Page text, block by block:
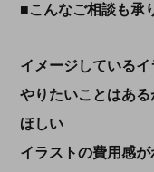
■こんなご相談も承
イメージしている
やりたいことはあ
ほしい
イラストの費用感